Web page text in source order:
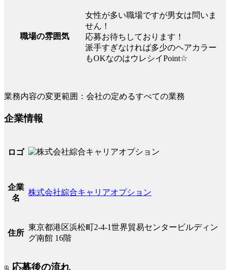
職場の雰囲気
女性が多い職場ですが男女は問いま
せん！
応募お待ちしております！
派手すぎなければ多少のヘアカラー
もOKなのはウレシイPoint☆
業務内容の変更範囲：会社の定めるすべての業務
企業情報
ロゴ
企業
名
株式会社綜合キャリアオプション
住所
東京都港区浜松町2-4-1世界貿易センタービルディン
グ南館 16階
応募後の流れ